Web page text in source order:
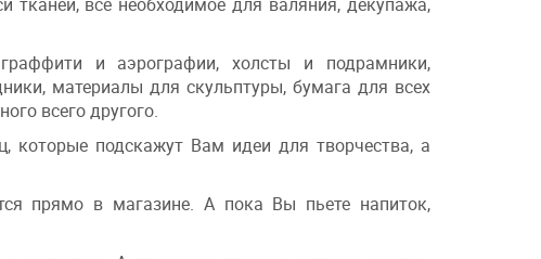
и аэрографии, холсты и подрамники,
материалы для скульптуры, бумага для всех
всего другого.
которые подскажут Вам идеи для творчества, а
прямо в магазине. А пока Вы пьете напиток,